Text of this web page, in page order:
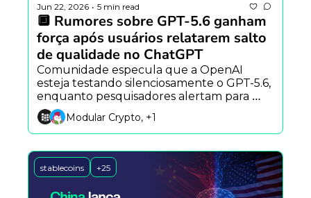
Jun 22, 2026 • 5 min read
🔲 Rumores sobre GPT-5.6 ganham
força após usuários relatarem salto
de qualidade no ChatGPT
Comunidade especula que a OpenAI
esteja testando silenciosamente o GPT-5.6,
enquanto pesquisadores alertam para
riscos psicológicos dos chatbots e novos
modelos por difusão desafiam a
arquitetura tradicional dos LLMs.
Modular Crypto, +1
stablecoins +25